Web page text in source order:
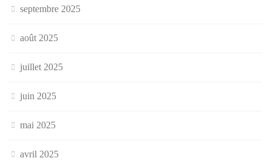
septembre 2025
août 2025
juillet 2025
juin 2025
mai 2025
avril 2025